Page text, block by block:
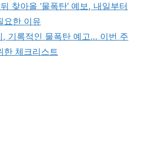
찾아올 ‘물폭탄’ 예보, 내일부터
요한 이유
, 기록적인 물폭탄 예고… 이번 주
한 체크리스트